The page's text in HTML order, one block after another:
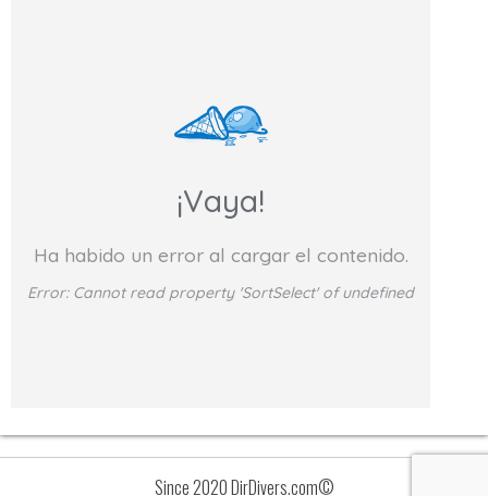
¡Vaya!
Ha habido un error al cargar el contenido.
Error: Cannot read property 'SortSelect' of undefined
Since 2020 DirDivers.com©